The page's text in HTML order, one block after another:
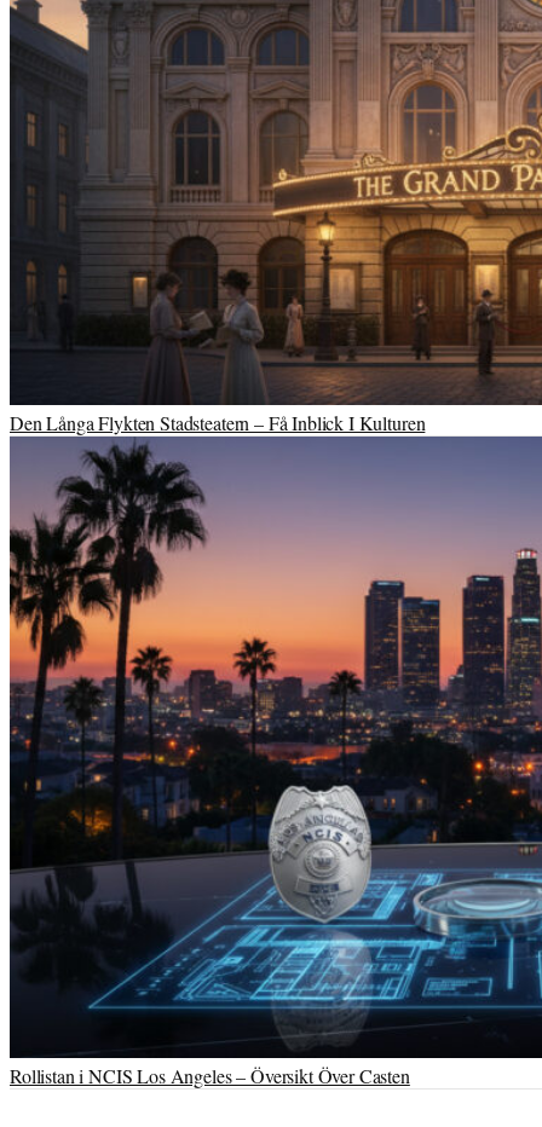
Den Långa Flykten Stadsteatern – Få Inblick I Kulturen
Rollistan i NCIS Los Angeles – Översikt Över Casten